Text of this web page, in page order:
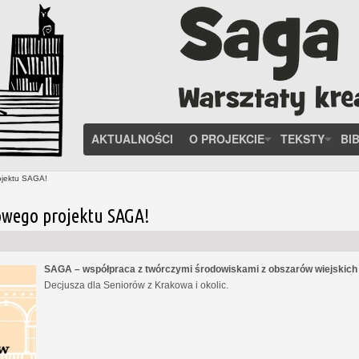
AKTUALNOŚCI O PROJEKCIE TEKSTY
SAGA!
projektu SAGA!
SAGA – współpraca z twórczymi środowiskami z obszarów wiejskich
Decjusza dla Seniorów z Krakowa i okolic.